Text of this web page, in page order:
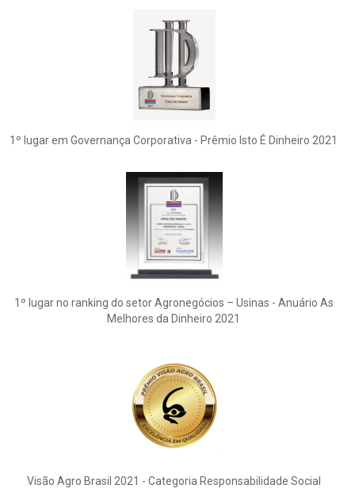
1º lugar em Governança Corporativa - Prêmio Isto É Dinheiro 2021
1º lugar no ranking do setor Agronegócios – Usinas - Anuário As
Melhores da Dinheiro 2021
Visão Agro Brasil 2021 - Categoria Responsabilidade Social